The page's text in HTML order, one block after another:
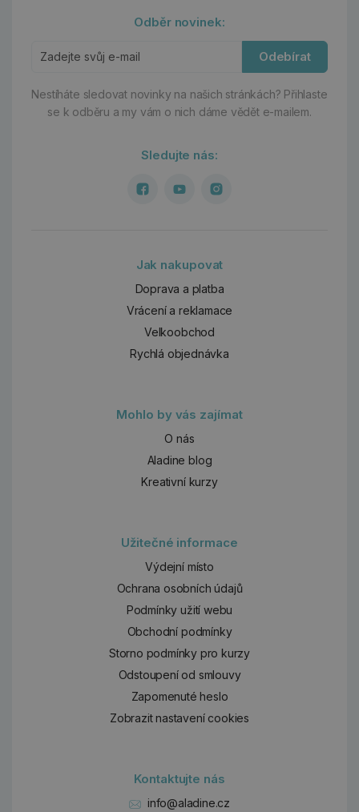
Odběr novinek:
Odebírat
Nestíháte sledovat novinky na našich stránkách? Přihlaste
se k odběru a my vám o nich dáme vědět e-mailem.
Sledujte nás:
Jak nakupovat
Doprava a platba
Vrácení a reklamace
Velkoobchod
Rychlá objednávka
Mohlo by vás zajímat
O nás
Aladine blog
Kreativní kurzy
Užitečné informace
Výdejní místo
Ochrana osobních údajů
Podmínky užití webu
Obchodní podmínky
Storno podmínky pro kurzy
Odstoupení od smlouvy
Zapomenuté heslo
Zobrazit nastavení cookies
Kontaktujte nás
info@aladine.cz